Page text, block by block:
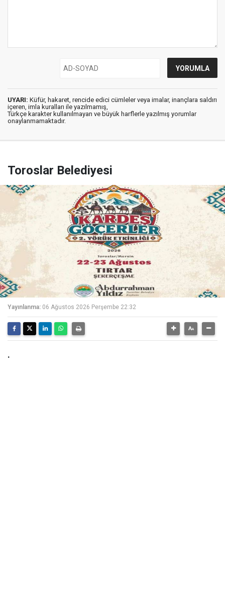
UYARI: Küfür, hakaret, rencide edici cümleler veya imalar, inançlara saldırı
içeren, imla kuralları ile yazılmamış,
Türkçe karakter kullanılmayan ve büyük harflerle yazılmış yorumlar
onaylanmamaktadır.
Toroslar Belediyesi
Yayınlanma: 06 Ağustos 2026 Perşembe 22:32
.